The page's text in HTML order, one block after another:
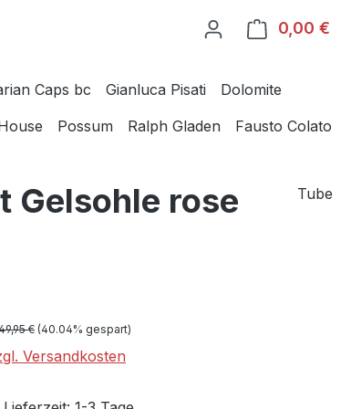
0,00 €
Caps bc Gianluca Pisati
Dolomite
Possum Ralph Gladen
Fausto Colato
Gelsohle rose
Tube
Preis:
€ (40.04% gespart)
Versandkosten